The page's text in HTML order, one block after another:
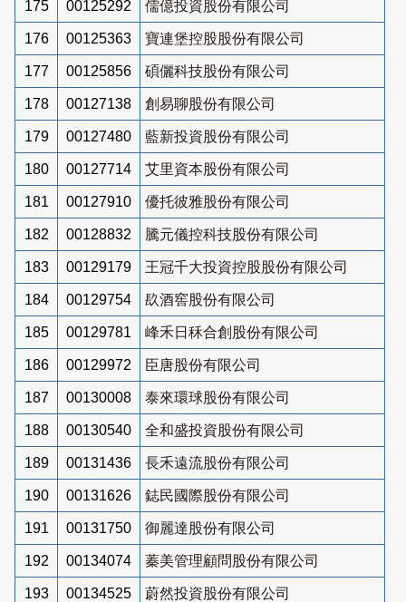
175 00125292 儒億投資股份有限公司
176 00125363 寶連堡控股股份有限公司
177 00125856 碩儷科技股份有限公司
178 00127138 創易聊股份有限公司
179 00127480 藍新投資股份有限公司
180 00127714 艾里資本股份有限公司
181 00127910 優托彼雅股份有限公司
182 00128832 騰元儀控科技股份有限公司
183 00129179 王冠千大投資控股股份有限公司
184 00129754 镹酒窖股份有限公司
185 00129781 峰禾日秝合創股份有限公司
186 00129972 臣唐股份有限公司
187 00130008 泰來環球股份有限公司
188 00130540 全和盛投資股份有限公司
189 00131436 長禾遠流股份有限公司
190 00131626 鋕民國際股份有限公司
191 00131750 御麗達股份有限公司
192 00134074 蓁美管理顧問股份有限公司
193 00134525 蔚然投資股份有限公司